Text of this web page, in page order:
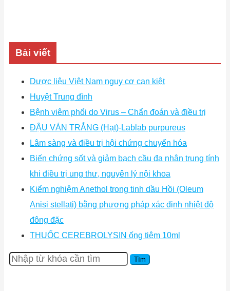
Bài viết
Dược liệu Việt Nam nguy cơ cạn kiệt
Huyệt Trung đình
Bệnh viêm phổi do Virus – Chẩn đoán và điều trị
ĐẬU VÁN TRẮNG (Hạt)-Lablab purpureus
Lâm sàng và điều trị hội chứng chuyển hóa
Biến chứng sốt và giảm bạch cầu đa nhân trung tính
khi điều trị ung thư, nguyên lý nội khoa
Kiểm nghiệm Anethol trong tinh dầu Hồi (Oleum
Anisi stellati) bằng phương pháp xác định nhiệt độ
đông đặc
THUỐC CEREBROLYSIN ống tiêm 10ml